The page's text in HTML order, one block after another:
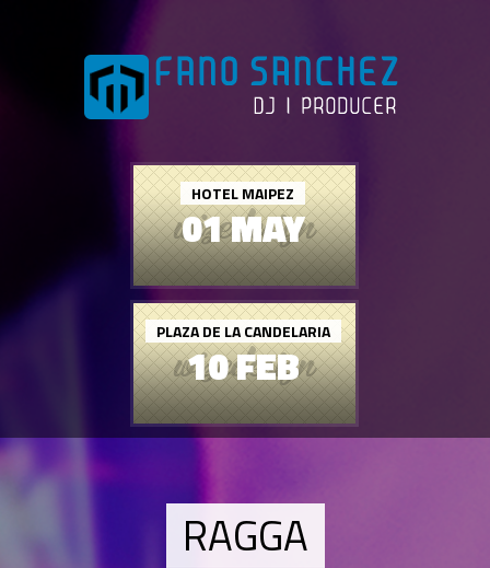
01 MAY
HOTEL MAIPEZ
10 FEB
PLAZA DE LA CANDELARIA
RAGGA